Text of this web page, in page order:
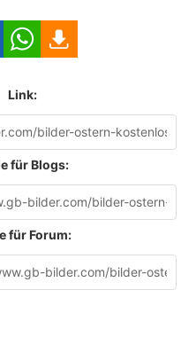
Link:
für Blogs:
für Forum: